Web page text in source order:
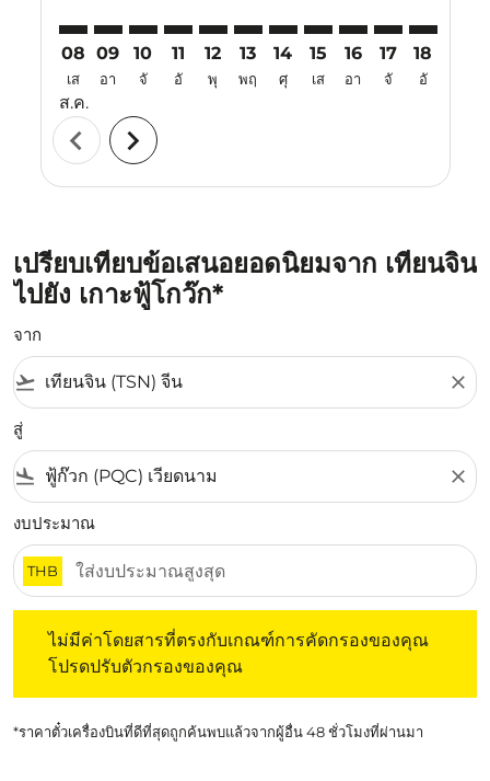
08
เส
ส.ค.
09
อา
10
จั
11
อั
12
พุ
13
พฤ
14
ศุ
15
เส
16
อา
17
จั
18
อั
chevron_left chevron_right
เปรียบเทียบข้อเสนอยอดนิยมจาก เทียนจิน
ไปยัง เกาะฟู้โกว๊ก*
จาก
flight_takeoff close
สู่
flight_land close
งบประมาณ
THB
ไม่มีค่าโดยสารที่ตรงกับเกณฑ์การคัดกรองของคุณ
โปรดปรับตัวกรองของคุณ
*ราคาตั๋วเครื่องบินที่ดีที่สุดถูกค้นพบแล้วจากผู้อื่น 48 ชั่วโมงที่ผ่านมา